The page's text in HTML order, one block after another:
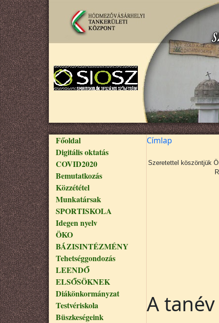
Ugrás a tartalomra
Fő navigáció
Főoldal
Digitális oktatás
COVID2020
Bemutatkozás
Közzététel
Munkatársak
SPORTISKOLA
Idegen nyelv
ÖKO
BÁZISINTÉZMÉNY
Tehetséggondozás
LEENDŐ
ELSŐSÖKNEK
Diákönkormányzat
Testvériskola
Büszkeségeink
Címlap
Szeretettel köszöntjük
A